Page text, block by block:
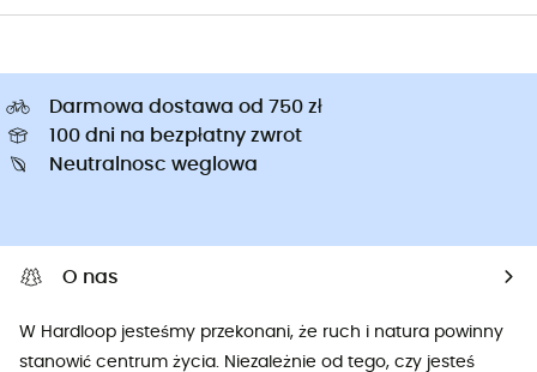
Darmowa dostawa od 750 zł
100 dni na bezpłatny zwrot
Neutralnosc weglowa
O nas
W Hardloop jesteśmy przekonani, że ruch i natura powinny
stanowić centrum życia. Niezależnie od tego, czy jesteś